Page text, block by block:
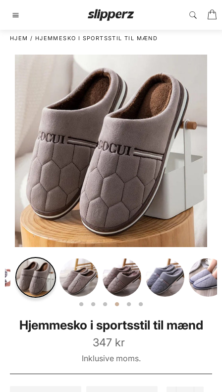
HJEM / HJEMMESKO I SPORTSSTIL TIL MÆND
Hjemmesko i sportsstil til mænd
Normalpris
347 kr
Inklusive moms.